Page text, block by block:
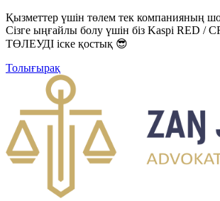
Қызметтер үшін төлем тек компанияның
Сізге ыңғайлы болу үшін біз Kaspi RED /
ТӨЛЕУДІ іске қостық 😎
Толығырақ